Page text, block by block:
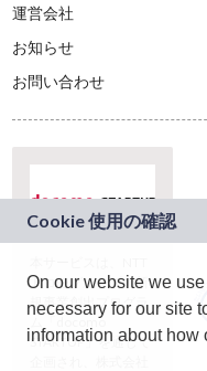
運営会社
お知らせ
お問い合わせ
ドコモグループの新
規事業創出プログラ
ム「docomo
STARTUP」を通じて
On our website we
necessary for our site
information about how